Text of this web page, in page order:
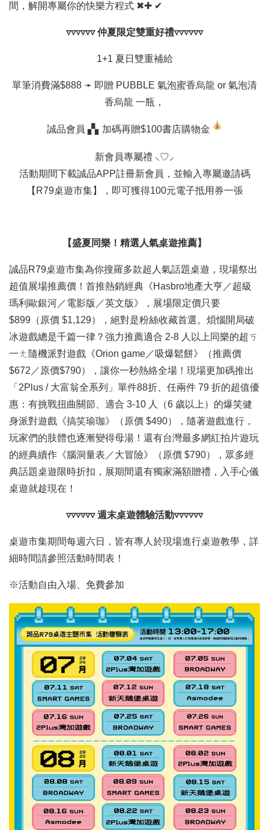
間，解開專屬你的快樂方程式 ✖✚ ✔
▿▿▿▿▿▿ 仲夏限定雙重好禮▿▿▿▿▿▿
1+1 夏日雙重補給
單筆消費滿$888 ➛ 即贈 PUBBLE 氣泡蜜香烏龍 or 氣泡清
香烏龍 一瓶，
誠品會員 ▞▖加碼再贈$100書店購物金
新會員專屬禮 ⸜♡⸝
活動期間下載誠品APP註冊新會員，並輸入專屬邀請碼
【R79桌遊市集】，即可獲得100元電子抵用券一張
【盛夏同樂！精選人氣桌遊推薦】
誠品R79桌遊市集為你搜羅多款超人氣話題桌遊，現場祭出
超值展場推薦價！首推熱銷經典《Hasbro地產大亨／超級
瑪利歐銀河／電影版／英文版》，展場限定價只要
$899（原價 $1,129），絕對是粉絲收藏首選。煩惱開局破
冰遊戲總是千篇一律？強力推薦適合 2-8 人以上同樂的超ㄎ
一ㄤ隨機派對遊戲《Orion game／吸爆鬆餅》（推薦價
$672／原價$790），讓你一秒熱絡全場！現場更加碼推出
「2Plus / 大富翁全系列」單件88折、任兩件 79 折的超值優
惠：有挑戰扭曲關節、適合 3-10 人（6 歲以上）的爆笑健
身派對遊戲《搞笑瑜珈》（原價 $490），隨著遊戲進行，
玩家們的肢體也逐漸變得母湯！還有台灣最多網紅拍片遊玩
的經典續作《腦洞量表／大冒險》（原價 $790），眾多經
典話題桌遊限時折扣，展期間還有獨家滿額贈禮，入手心儀
桌遊就趁現在！
▿▿▿▿▿▿ 週末桌遊體驗活動▿▿▿▿▿▿
桌遊市集期間每週六日，皆有專人於現場進行桌遊教學，詳
細時間請參照活動時間表！
※活動自由入場、免費參加